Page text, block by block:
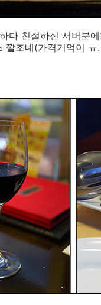
다 친절하신 서버분
깔조네(가격기억이 ㅠ